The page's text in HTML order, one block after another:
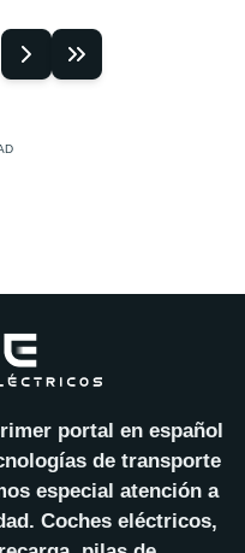
portal en español
de transporte
especial atención a
Coches eléctricos,